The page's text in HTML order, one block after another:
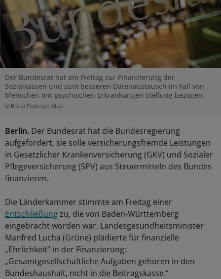
Der Bundesrat hat am Freitag zur Finanzierung der
Sozialkassen und zum besseren Datenaustausch im Fall von
Menschen mit psychischen Erkrankungen Stellung bezogen.
© Britta Pedersen/dpa
Berlin. Der Bundesrat hat die Bundesregierung
aufgefordert, sie solle versicherungsfremde Leistungen
in Gesetzlicher Krankenversicherung (GKV) und Sozialer
Pflegeversicherung (SPV) aus Steuermitteln des Bundes
finanzieren.
Die Länderkammer stimmte am Freitag einer
Entschließungzu, die von Baden-Württemberg
eingebracht worden war. Landesgesundheitsminister
Manfred Lucha (Grüne) plädierte für finanzielle
„Ehrlichkeit“ in der Finanzierung:
„Gesamtgesellschaftliche Aufgaben gehören in den
Bundeshaushalt, nicht in die Beitragskasse.“